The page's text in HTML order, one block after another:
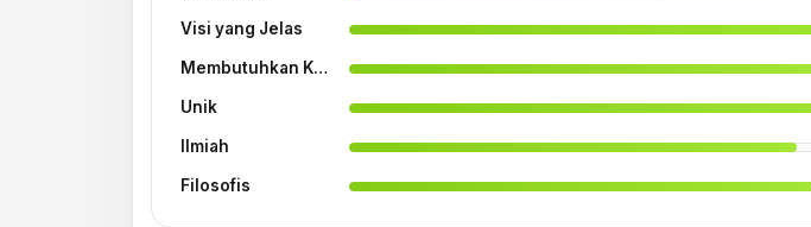
Visi yang Jelas
Membutuhkan Kebebasan
Unik
Ilmiah
Filosofis